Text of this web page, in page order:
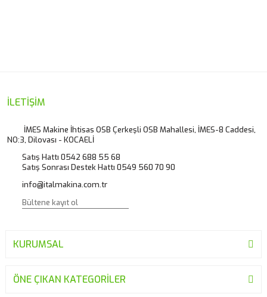
Ürün resmi kalitesiz, bozuk veya görüntülenemiyor.
Ürün bilgilerinde hatalar bulunuyor.
Ürün fiyatı diğer sitelerden daha pahalı.
Bu ürüne benzer farklı alternatifler olmalı.
İLETİŞİM
İMES Makine İhtisas OSB Çerkeşli OSB Mahallesi, İMES-8 Caddesi,
NO:3, Dilovası - KOCAELİ
Satış Hattı 0542 688 55 68
Satış Sonrası Destek Hattı 0549 560 70 90
info@italmakina.com.tr
KURUMSAL
ÖNE ÇIKAN KATEGORİLER